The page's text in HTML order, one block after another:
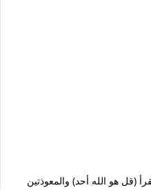
(قل هو الله أحد) والمعوذتين